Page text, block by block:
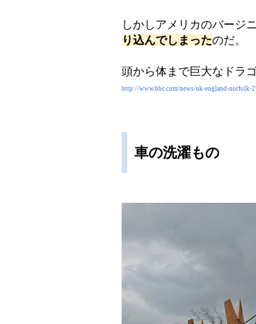
しかしアメリカのバージ
り込んでしまったのだ。
頭から体まで巨大なドラ
http://www.bbc.com/news/uk-england-norfolk-
車の洗濯もの